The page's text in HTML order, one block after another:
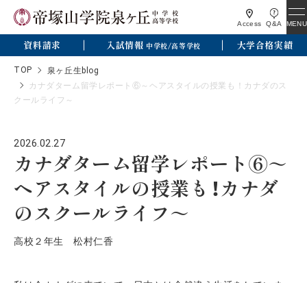
Access Q&A MENU
資料請求 入試情報 中学校/高等学校 大学合格実績
TOP
泉ヶ丘生blog
カナダターム留学レポート⑥～ヘアスタイルの授業も！カナダのス
クールライフ～
2026.02.27
カナダターム留学レポート⑥～
ヘアスタイルの授業も！カナダ
のスクールライフ～
高校２年生 松村仁香